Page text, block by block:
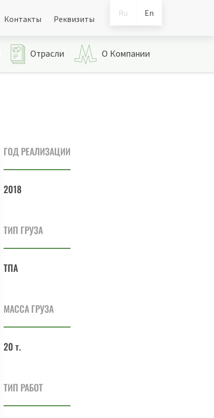
Ru En
Контакты Реквизиты
Отрасли О Компании
ГОД РЕАЛИЗАЦИИ
2018
ТИП ГРУЗА
ТПА
МАССА ГРУЗА
20 т.
ТИП РАБОТ